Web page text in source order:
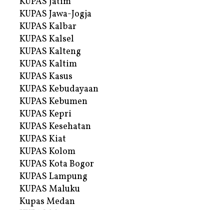
KUPAS Jawa-Jogja
KUPAS Kalbar
KUPAS Kalsel
KUPAS Kalteng
KUPAS Kaltim
KUPAS Kasus
KUPAS Kebudayaan
KUPAS Kebumen
KUPAS Kepri
KUPAS Kesehatan
KUPAS Kiat
KUPAS Kolom
KUPAS Kota Bogor
KUPAS Lampung
KUPAS Maluku
Kupas Medan